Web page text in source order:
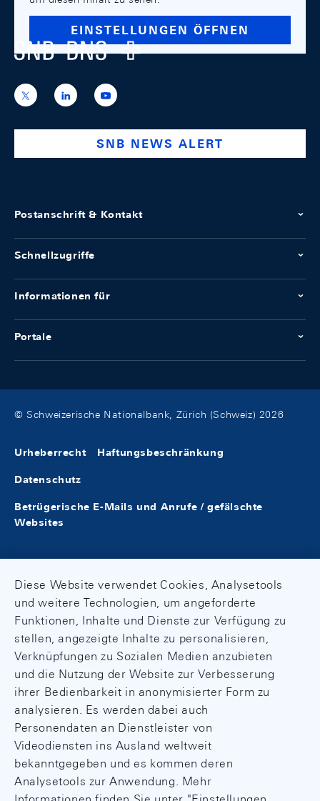
EINSTELLUNGEN ÖFFNEN
Footer
Logo
https://x.com/snb_bns
https://ch.linkedin.com/company/swiss-
national-
https://www.youtube.com/
SNB NEWS ALERT
Postanschrift & Kontakt
Schnellzugriffe
Informationen für
Portale
© Schweizerische Nationalbank, Zürich (Schweiz) 2026
Urheberrecht Haftungsbeschränkung
Datenschutz
Betrügerische E-Mails und Anrufe / gefälschte
Websites
Diese Website verwendet Cookies, Analysetools
und weitere Technologien, um angeforderte
Funktionen, Inhalte und Dienste zur Verfügung zu
stellen, angezeigte Inhalte zu personalisieren,
Verknüpfungen zu Sozialen Medien anzubieten
und die Nutzung der Website zur Verbesserung
ihrer Bedienbarkeit in anonymisierter Form zu
analysieren. Es werden dabei auch
Personendaten an Dienstleister von
Videodiensten ins Ausland weltweit
bekanntgegeben und es kommen deren
Analysetools zur Anwendung. Mehr